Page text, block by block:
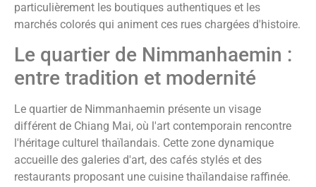
particulièrement les boutiques authentiques et les
marchés colorés qui animent ces rues chargées d'histoire.
Le quartier de Nimmanhaemin :
entre tradition et modernité
Le quartier de Nimmanhaemin présente un visage
différent de Chiang Mai, où l'art contemporain rencontre
l'héritage culturel thaïlandais. Cette zone dynamique
accueille des galeries d'art, des cafés stylés et des
restaurants proposant une cuisine thaïlandaise raffinée.